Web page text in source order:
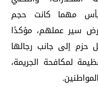
مهما كانت حجم
سير عملهم، مؤكدًا
حزم إلى جانب رجالها
لمكافحة الجريمة،